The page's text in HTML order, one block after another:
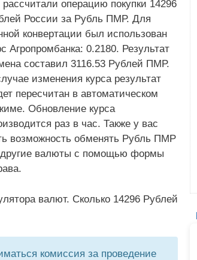
операцию покупки 14296
России за Рубль ПМР. Для
конвертации был использован
Агропромбанка: 0.2180. Результат
составил 3116.53 Рублей ПМР.
изменения курса результат
пересчитан в автоматическом
Обновление курса
раз в час. Также у вас
возможность обменять Рубль ПМР
валюты с помощью формы
валют. Сколько 14296 Рублей
комиссия за проведение